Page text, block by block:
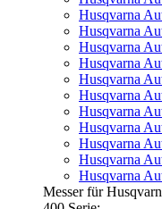
Husqvarna
Husqvarna
Husqvarna
Husqvarna
Husqvarna
Husqvarna
Husqvarna
Husqvarna
Husqvarna
Husqvarna
Husqvarna
Messer für